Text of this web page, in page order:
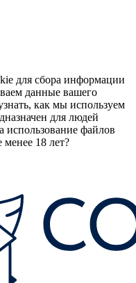
для сбора информации
данные вашего
как мы используем
для людей
использование файлов
менее 18 лет?